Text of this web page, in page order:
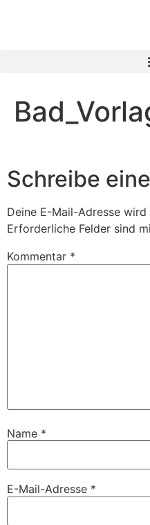
Schreibe
Deine E-Mail-Adresse
Erforderliche Felder sind
Kommentar *
Name *
E-Mail-Adresse *